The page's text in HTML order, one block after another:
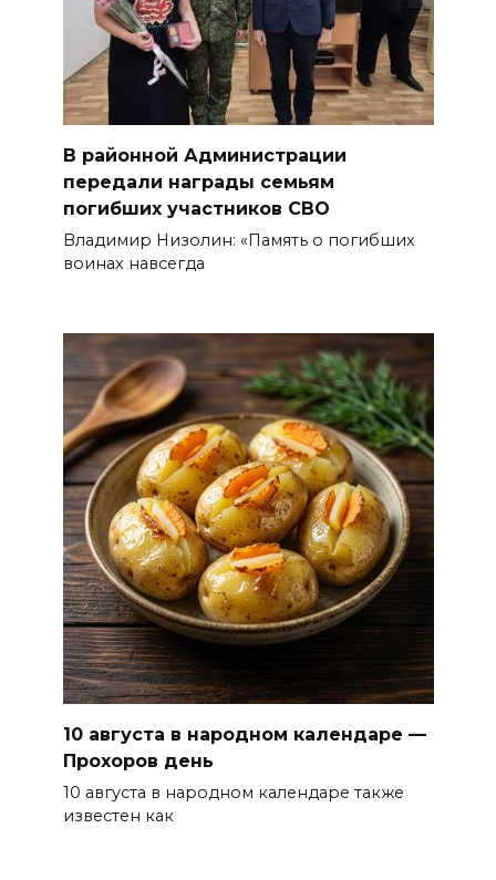
В районной Администрации
передали награды семьям
погибших участников СВО
Владимир Низолин: «Память о погибших
воинах навсегда
10 августа в народном календаре —
Прохоров день
10 августа в народном календаре также
известен как